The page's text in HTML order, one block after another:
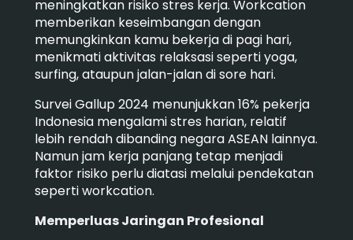
meningkatkan risiko stres kerja. Workcation
memberikan keseimbangan dengan
memungkinkan kamu bekerja di pagi hari,
menikmati aktivitas relaksasi seperti yoga,
surfing, ataupun jalan-jalan di sore hari.
Survei Gallup 2024 menunjukkan 16% pekerja
Indonesia mengalami stres harian, relatif
lebih rendah dibanding negara ASEAN lainnya.
Namun jam kerja panjang tetap menjadi
faktor risiko perlu diatasi melalui pendekatan
seperti workcation.
Memperluas Jaringan Profesional